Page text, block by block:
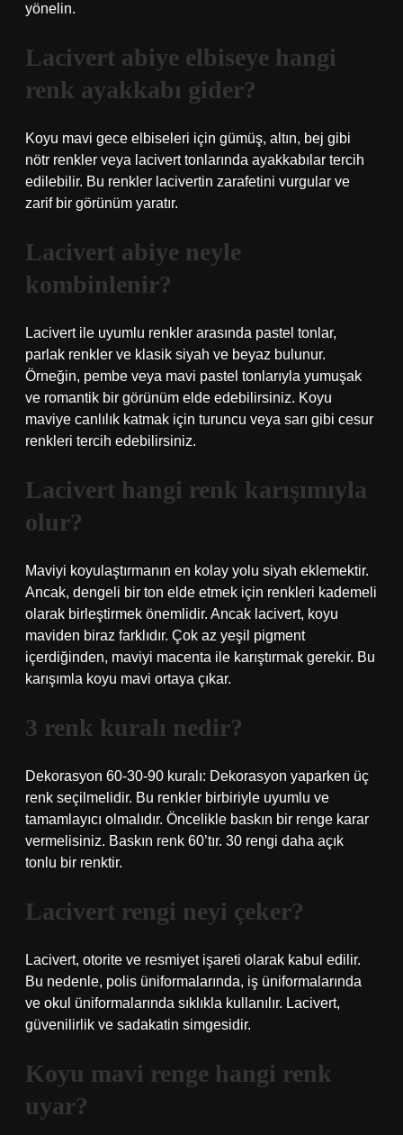
yönelin.
Lacivert abiye elbiseye hangi
renk ayakkabı gider?
Koyu mavi gece elbiseleri için gümüş, altın, bej gibi
nötr renkler veya lacivert tonlarında ayakkabılar tercih
edilebilir. Bu renkler lacivertin zarafetini vurgular ve
zarif bir görünüm yaratır.
Lacivert abiye neyle
kombinlenir?
Lacivert ile uyumlu renkler arasında pastel tonlar,
parlak renkler ve klasik siyah ve beyaz bulunur.
Örneğin, pembe veya mavi pastel tonlarıyla yumuşak
ve romantik bir görünüm elde edebilirsiniz. Koyu
maviye canlılık katmak için turuncu veya sarı gibi cesur
renkleri tercih edebilirsiniz.
Lacivert hangi renk karışımıyla
olur?
Maviyi koyulaştırmanın en kolay yolu siyah eklemektir.
Ancak, dengeli bir ton elde etmek için renkleri kademeli
olarak birleştirmek önemlidir. Ancak lacivert, koyu
maviden biraz farklıdır. Çok az yeşil pigment
içerdiğinden, maviyi macenta ile karıştırmak gerekir. Bu
karışımla koyu mavi ortaya çıkar.
3 renk kuralı nedir?
Dekorasyon 60-30-90 kuralı: Dekorasyon yaparken üç
renk seçilmelidir. Bu renkler birbiriyle uyumlu ve
tamamlayıcı olmalıdır. Öncelikle baskın bir renge karar
vermelisiniz. Baskın renk 60’tır. 30 rengi daha açık
tonlu bir renktir.
Lacivert rengi neyi çeker?
Lacivert, otorite ve resmiyet işareti olarak kabul edilir.
Bu nedenle, polis üniformalarında, iş üniformalarında
ve okul üniformalarında sıklıkla kullanılır. Lacivert,
güvenilirlik ve sadakatin simgesidir.
Koyu mavi renge hangi renk
uyar?